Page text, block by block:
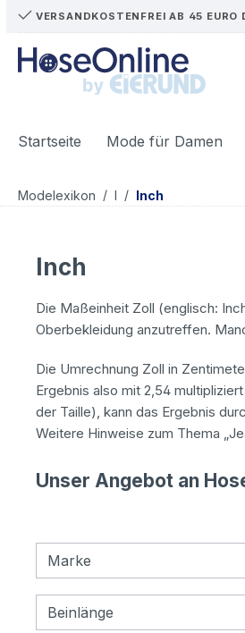
Hauptinhalt springen
Zur Suche springen
Zur Hauptnavigation springen
VERSANDKOSTENFREI AB 45 EURO
Startseite Mode für Damen
Modelexikon / I / Inch
Inch
Die Maßeinheit Zoll (englisch:
Oberbekleidung anzutreffen.
Die Umrechnung Zoll in
Ergebnis also mit 2,54
der Taille), kann das Ergebnis
Weitere Hinweise zum Thema
Unser Angebot an
Marke
Beinlänge